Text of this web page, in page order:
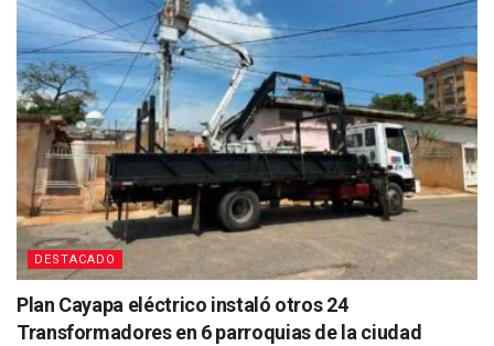
DESTACADO
Plan Cayapa eléctrico instaló otros 24
Transformadores en 6 parroquias de la ciudad